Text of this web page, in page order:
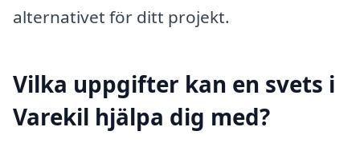
alternativet för ditt projekt.
Vilka uppgifter kan en svets i
Varekil hjälpa dig med?